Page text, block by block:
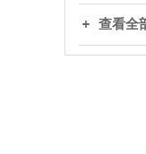
查看全